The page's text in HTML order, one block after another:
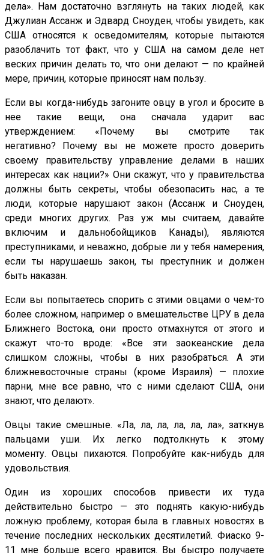
дела». Нам достаточно взглянуть на таких людей, как
Джулиан Ассанж и Эдвард Сноуден, чтобы увидеть, как
США относятся к осведомителям, которые пытаются
разоблачить тот факт, что у США на самом деле нет
веских причин делать то, что они делают — по крайней
мере, причин, которые приносят нам пользу.
Если вы когда-нибудь загоните овцу в угол и бросите в
нее такие вещи, она сначала ударит вас
утверждением: «Почему вы смотрите так
негативно? Почему вы не можете просто доверить
своему правительству управление делами в наших
интересах как нации?» Они скажут, что у правительства
должны быть секреты, чтобы обезопасить нас, а те
люди, которые нарушают закон (Ассанж и Сноуден,
среди многих других. Раз уж мы считаем, давайте
включим и дальнобойщиков Канады), являются
преступниками, и неважно, добрые ли у тебя намерения,
если ты нарушаешь закон, ты преступник и должен
быть наказан.
Если вы попытаетесь спорить с этими овцами о чем-то
более сложном, например о вмешательстве ЦРУ в дела
Ближнего Востока, они просто отмахнутся от этого и
скажут что-то вроде: «Все эти заокеанские дела
слишком сложны, чтобы в них разобраться. А эти
ближневосточные страны (кроме Израиля) — плохие
парни, мне все равно, что с ними сделают США, они
знают, что делают».
Овцы такие смешные. «Ла, ла, ла, ла, ла, ла», заткнув
пальцами уши. Их легко подтолкнуть к этому
моменту. Овцы пихаются. Попробуйте как-нибудь для
удовольствия.
Один из хороших способов привести их туда
действительно быстро — это поднять какую-нибудь
ложную проблему, которая была в главных новостях в
течение последних нескольких десятилетий. Фиаско 9-
11 мне больше всего нравится. Вы быстро получаете